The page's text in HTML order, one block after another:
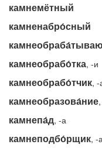
камнемётный
камненабро́сный
камнеобрабо́тка, -и
камнеобрабо́тчик, -
камнеобразова́ние
камнепа́д, -а
камнеподбо́рщик, -